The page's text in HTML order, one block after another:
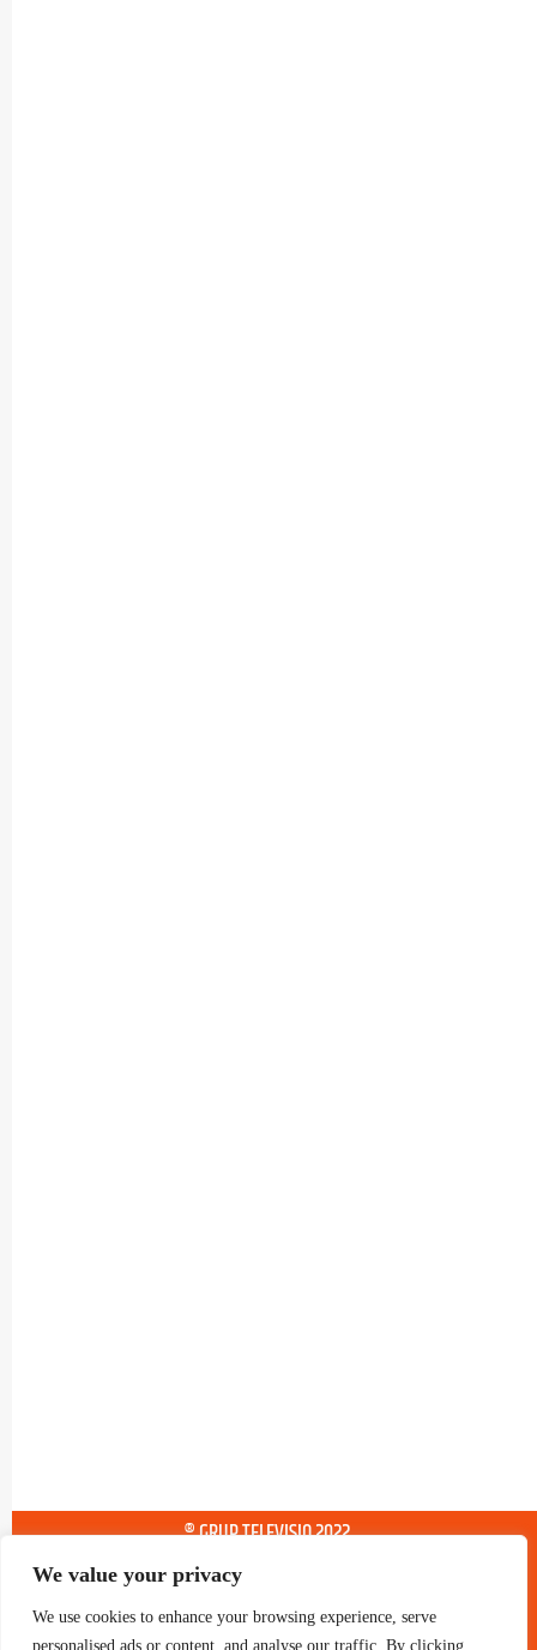
We value your privacy
We use cookies to enhance your browsing experience, serve
personalised ads or content, and analyse our traffic. By clicking
® GRUP TELEVISIO 2022.